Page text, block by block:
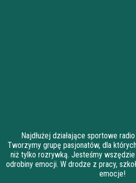
Najdłużej działające sportowe
Tworzymy grupę pasjonatów, dla
niż tylko rozrywką. Jesteśmy
odrobiny emocji. W drodze z pracy,
emocje!